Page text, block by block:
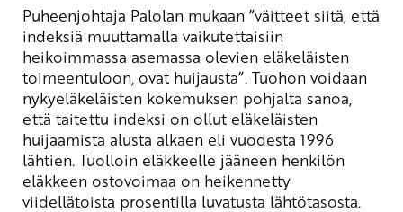
Puheenjohtaja Palolan mukaan ”väitteet siitä, että
indeksiä muuttamalla vaikutettaisiin
heikoimmassa asemassa olevien eläkeläisten
toimeentuloon, ovat huijausta”. Tuohon voidaan
nykyeläkeläisten kokemuksen pohjalta sanoa,
että taitettu indeksi on ollut eläkeläisten
huijaamista alusta alkaen eli vuodesta 1996
lähtien. Tuolloin eläkkeelle jääneen henkilön
eläkkeen ostovoimaa on heikennetty
viidellätoista prosentilla luvatusta lähtötasosta.